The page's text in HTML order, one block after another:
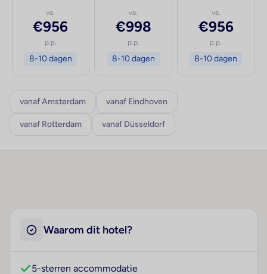
va.
€956
p.p.
8-10 dagen
va.
€998
p.p.
8-10 dagen
va.
€956
p.p.
8-10 dagen
vanaf Amsterdam vanaf Eindhoven
vanaf Rotterdam vanaf Düsseldorf
Waarom dit hotel?
5-sterren accommodatie